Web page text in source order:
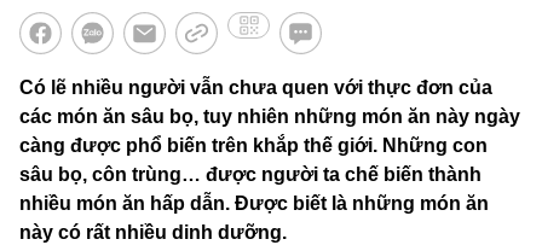
Có lẽ nhiều người vẫn chưa quen với thực đơn của
các món ăn sâu bọ, tuy nhiên những món ăn này ngày
càng được phổ biến trên khắp thế giới. Những con
sâu bọ, côn trùng… được người ta chế biến thành
nhiều món ăn hấp dẫn. Được biết là những món ăn
này có rất nhiều dinh dưỡng.